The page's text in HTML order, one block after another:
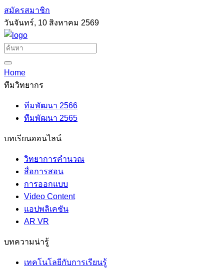
สมัครสมาชิก
วันจันทร์, 10 สิงหาคม 2569
Home
ทีมวิทยากร
ทีมพัฒนา 2566
ทีมพัฒนา 2565
บทเรียนออนไลน์
วิทยาการคำนวณ
สื่อการสอน
การออกแบบ
Video Content
แอปพลิเคชัน
AR VR
บทความน่ารู้
เทคโนโลยีกับการเรียนรู้